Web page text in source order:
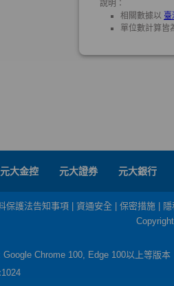
元大金控 元大證券 元大銀行
保護法告知事項 資通安全 保密措施
Google Chrome 100, Edge 100以上等版本